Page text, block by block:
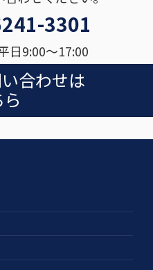
3301
日9:00〜17:00
合わせは